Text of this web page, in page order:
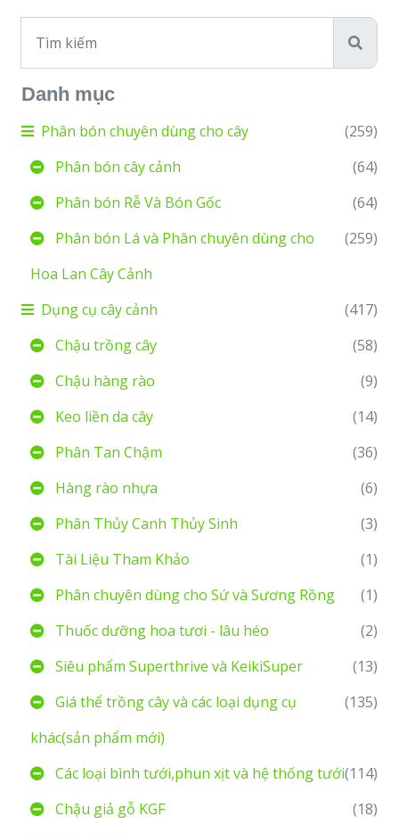
Danh mục
Phân bón chuyên dùng cho cây
(259)
Phân bón cây cảnh
(64)
Phân bón Rễ Và Bón Gốc
(64)
Phân bón Lá và Phân chuyên dùng cho
Hoa Lan Cây Cảnh
(259)
Dụng cụ cây cảnh
(417)
Chậu trồng cây
(58)
Chậu hàng rào
(9)
Keo liền da cây
(14)
Phân Tan Chậm
(36)
Hàng rào nhựa
(6)
Phân Thủy Canh Thủy Sinh
(3)
Tài Liệu Tham Khảo
(1)
Phân chuyên dùng cho Sứ và Sương Rồng
(1)
Thuốc dưỡng hoa tươi - lâu héo
(2)
Siêu phẩm Superthrive và KeikiSuper
(13)
Giá thể trồng cây và các loại dụng cụ
khác(sản phẩm mới)
(135)
Các loại bình tưới,phun xịt và hệ thống tưới(114)
Chậu giả gỗ KGF
(18)